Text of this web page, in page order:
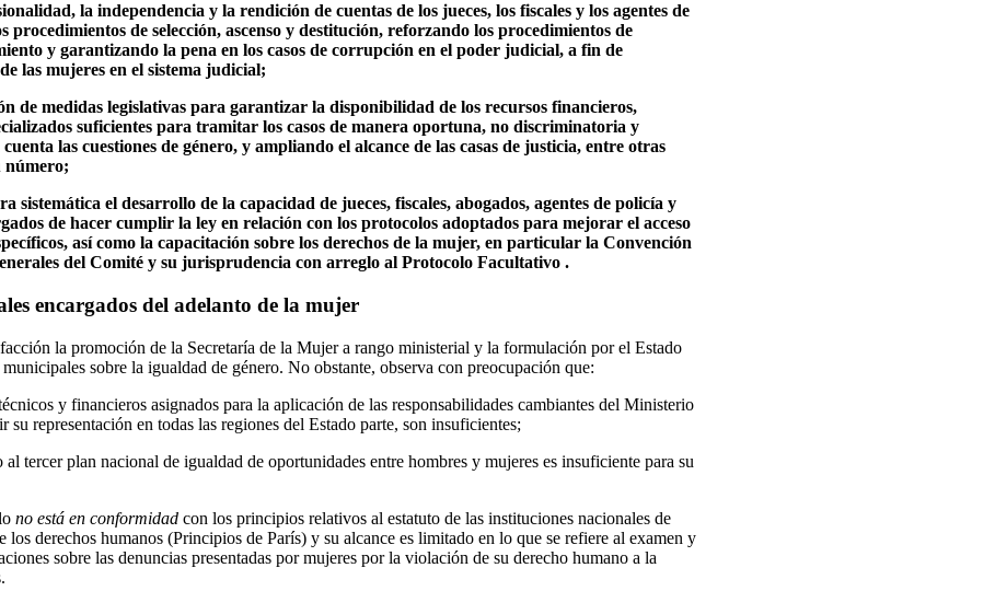
la independencia y la rendición de cuentas de los jueces, los fiscales y los agentes de
procedimientos de selección, ascenso y destitución, reforzando los procedimientos de
y garantizando la pena en los casos de corrupción en el poder judicial, a fin de
las mujeres en el sistema judicial;
de medidas legislativas para garantizar la disponibilidad de los recursos financieros,
suficientes para tramitar los casos de manera oportuna, no discriminatoria y
las cuestiones de género, y ampliando el alcance de las casas de justicia, entre otras
número;
sistemática el desarrollo de la capacidad de jueces, fiscales, abogados, agentes de policía y
de hacer cumplir la ley en relación con los protocolos adoptados para mejorar el acceso
así como la capacitación sobre los derechos de la mujer, en particular la Convención
del Comité y su jurisprudencia con arreglo al Protocolo Facultativo .
encargados del adelanto de la mujer
la promoción de la Secretaría de la Mujer a rango ministerial y la formulación por el Estado
sobre la igualdad de género. No obstante, observa con preocupación que:
y financieros asignados para la aplicación de las responsabilidades cambiantes del Ministerio
su representación en todas las regiones del Estado parte, son insuficientes;
al tercer plan nacional de igualdad de oportunidades entre hombres y mujeres es insuficiente para su
no está en conformidad con los principios relativos al estatuto de las instituciones nacionales de
derechos humanos (Principios de París) y su alcance es limitado en lo que se refiere al examen y
sobre las denuncias presentadas por mujeres por la violación de su derecho humano a la